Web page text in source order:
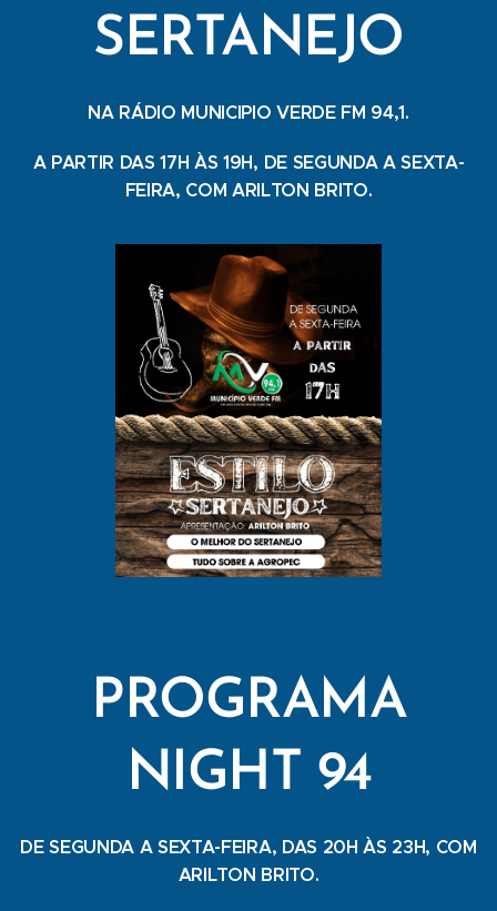
SERTANEJO
NA RÁDIO MUNICIPIO VERDE FM 94,1.
A PARTIR DAS 17H ÀS 19H, DE SEGUNDA A SEXTA-
FEIRA, COM ARILTON BRITO.
PROGRAMA
NIGHT 94
DE SEGUNDA A SEXTA-FEIRA, DAS 20H ÀS 23H, COM
ARILTON BRITO.